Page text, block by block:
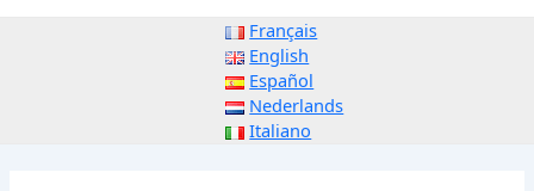
Français
English
Español
Nederlands
Italiano